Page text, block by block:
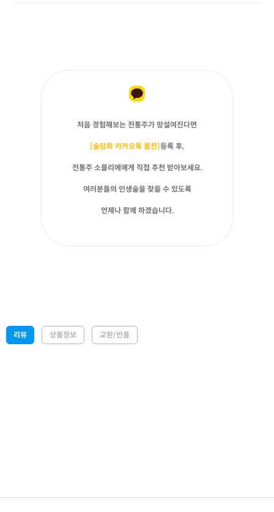
처음 경험해보는 전통주가 망설여진다면
[술담화 카카오톡 플친] 등록 후,
전통주 소믈리에에게 직접 추천 받아보세요.
여러분들의 인생술을 찾을 수 있도록
언제나 함께 하겠습니다.
리뷰 상품정보 교환/반품